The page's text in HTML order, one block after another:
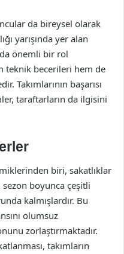
da bireysel olarak
yarışında yer alan
önemli bir rol
teknik becerileri hem de
Takımlarının başarısı
taraftarların da ilgisini
biri, sakatlıklar
boyunca çeşitli
kalmışlardır. Bu
olumsuz
zorlaştırmaktadır.
takımların